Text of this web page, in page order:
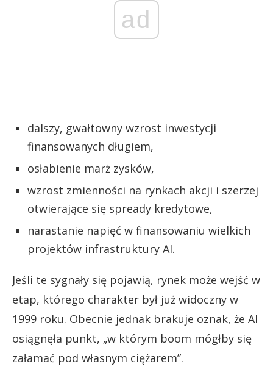
ad
dalszy, gwałtowny wzrost inwestycji
finansowanych długiem,
osłabienie marż zysków,
wzrost zmienności na rynkach akcji i szerzej
otwierające się spready kredytowe,
narastanie napięć w finansowaniu wielkich
projektów infrastruktury AI.
Jeśli te sygnały się pojawią, rynek może wejść w
etap, którego charakter był już widoczny w
1999 roku. Obecnie jednak brakuje oznak, że AI
osiągnęła punkt, „w którym boom mógłby się
załamać pod własnym ciężarem”.